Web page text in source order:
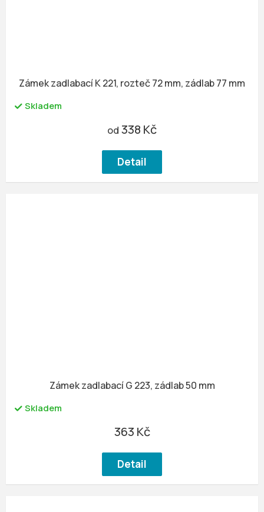
Zámek zadlabací K 221, rozteč 72 mm, zádlab 77 mm
Skladem
od 338 Kč
Detail
Zámek zadlabací G 223, zádlab 50 mm
Skladem
363 Kč
Detail